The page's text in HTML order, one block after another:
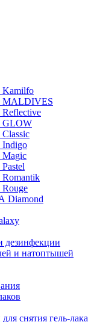
Kamilfo
MALDIVES
GLOW
Indigo
Magic
Diamond
дезинфекции
и натоптышей
снятия гель-лака